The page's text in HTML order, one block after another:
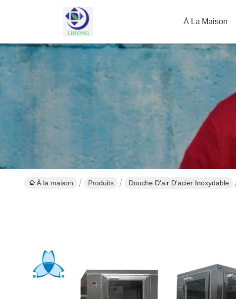
À La Maison
À la maison Produits Douche D'air D'acier Inoxydable